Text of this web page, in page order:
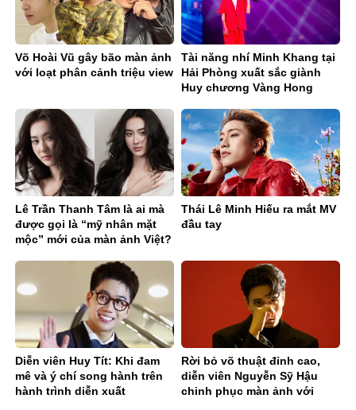
Võ Hoài Vũ gây bão màn ảnh
với loạt phân cảnh triệu view
Tài năng nhí Minh Khang tại
Hải Phòng xuất sắc giành
Huy chương Vàng Hong
Festival 2026
Lê Trần Thanh Tâm là ai mà
được gọi là “mỹ nhân mặt
mộc” mới của màn ảnh Việt?
Thái Lê Minh Hiếu ra mắt MV
đầu tay
Diễn viên Huy Tít: Khi đam
mê và ý chí song hành trên
hành trình diễn xuất
Rời bỏ võ thuật đỉnh cao,
diễn viên Nguyễn Sỹ Hậu
chinh phục màn ảnh với